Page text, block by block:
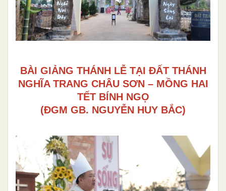
BÀI GIẢNG THÁNH LỄ TẠI ĐẤT THÁNH
NGHĨA TRANG CHÂU SƠN – MỒNG HAI
TẾT BÍNH NGỌ
(ĐGM GB. NGUYỄN HUY BẮC)